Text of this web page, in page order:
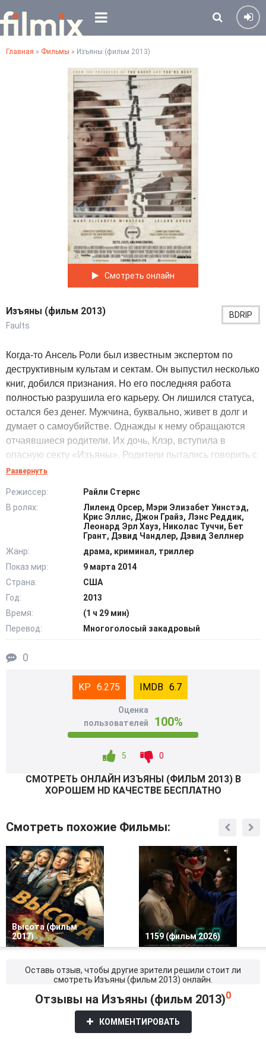
Главная » Фильмы » Изъяны (фильм 2013)
Смотреть онлайн
Изъяны (фильм 2013)
Faults
BDRIP
Когда-то Ансель Роли был известным экспертом по
деструктивным культам и сектам. Он выпустил несколько
книг, добился признания. Но его последняя работа
полностью разрушила его карьеру. Он лишился статуса,
остался без денег. Мужчина, буквально, живет в долг и
думает о самоубийстве. Однажды к нему обращаются
отчаявшиеся родители. Их дочь, Клэр, вступила в
опасную секту «Изъяны». Родители пытались говорить с
ней. Но она не хочет никого и ничего слышать. И Ансель
соглашается взяться за работу, но только за
вознаграждение. Мужчина крадет Клэр и запирает ее в
уединенном гостиничном номере. Здесь он планирует
провести жесткий курс по психологическому очищению
ее разума. Он был уверен, что эксперимент пройдет
легко. Но девушка оказывается не жертвой обмана. Она
втягивает Роли в свою тонкую и изощренную
психологическую игру. Он сам не замечает, как
рассказывает ей о собственных страхах и изъянах.
@Filmix.fan
Развернуть
Режиссер:
Райли Стернс
В ролях:
Лиленд Орсер, Мэри Элизабет Уинстэд,
Крис Эллис, Джон Грайз, Лэнс Реддик,
Леонард Эрл Хауз, Николас Туччи, Бет
Грант, Дэвид Чандлер, Дэвид Зеллнер
Жанр:
драма, криминал, триллер
Показ мир:
9 марта 2014
Страна:
США
Год:
2013
Время:
(1 ч 29 мин)
Перевод:
Многоголосый закадровый
0
6.275 6.7
Оценка
пользователей
100%
5 0
СМОТРEТЬ ОНЛАЙН ИЗЪЯНЫ (ФИЛЬМ 2013) В
ХОРОШЕМ HD КАЧЕСТВЕ БЕСПЛАТНО
Смотреть похожие Фильмы:
Высота (фильм
2017)
1159 (фильм 2026)
Оставь отзыв, чтобы другие зрители решили стоит ли
смотреть Изъяны (фильм 2013) онлайн.
Отзывы на Изъяны (фильм 2013)0
КОММЕНТИРОВАТЬ